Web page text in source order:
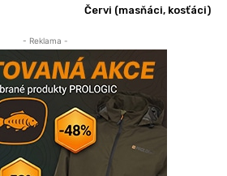
Červi (masňáci, kosťáci)
- Reklama -